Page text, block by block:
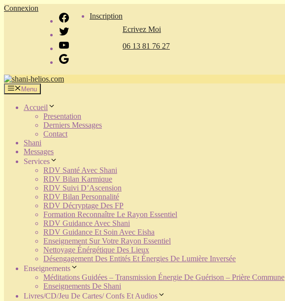
Aller
Connexion
FacebookInscription
Ecrivez Moi
06 13 81 76 27
Menu
Accueil
Presentation
Derniers Messages
Contact
Shani
Messages
Services
RDV Santé Avec Shani
RDV Bilan Karmique
RDV Suivi D’Ascension
RDV Bilan Personnalité
RDV Décryptage Des FP
Formation Reconnaître Le Rayon Essentiel
RDV Guidance Avec Shani
RDV Guidance Et Soin Avec Eisha
Enseignement Sur Votre Rayon Essentiel
Nettoyage Énérgétique Des Lieux
Désengagement Des Entités Et Énergies De Lumière Inversée
Enseignements
Méditations Guidées – Transmission Énergie De Guérison – Prière Commune
Enseignements De Shani
Livres/CD/Jeu De Cartes/ Confs Et Audios